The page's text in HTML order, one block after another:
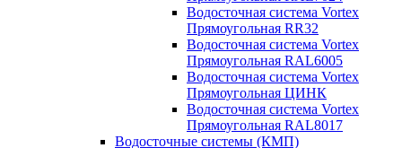
Водосточная система Vortex
Прямоугольная RR32
Водосточная система Vortex
Прямоугольная RAL6005
Водосточная система Vortex
Прямоугольная ЦИНК
Водосточная система Vortex
Прямоугольная RAL8017
Водосточные системы (КМП)